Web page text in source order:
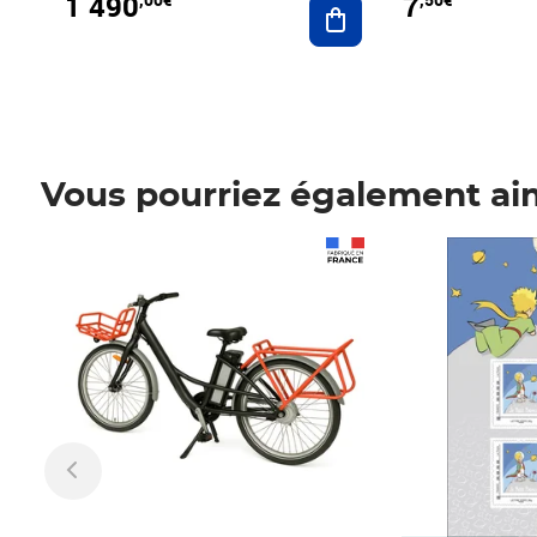
Vous pourriez également
Prix 7,50€